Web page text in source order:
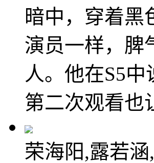
暗中，穿着黑
演员一样，脾
人。他在S5
第二次观看也
荣海阳,露若涵,